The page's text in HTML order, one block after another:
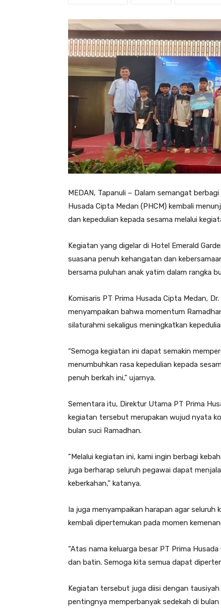
MEDAN, Tapanuli – Dalam semangat
Husada Cipta Medan (PHCM) kembali
dan kepedulian kepada sesama melalui
Kegiatan yang digelar di Hotel Emerald
suasana penuh kehangatan dan
bersama puluhan anak yatim dalam rangka
Komisaris PT Prima Husada Cipta Medan,
menyampaikan bahwa momentum
silaturahmi sekaligus meningkatkan
“Semoga kegiatan ini dapat semakin
menumbuhkan rasa kepedulian kepada
penuh berkah ini,” ujarnya.
Sementara itu, Direktur Utama PT Prima
kegiatan tersebut merupakan wujud nyata
bulan suci Ramadhan.
“Melalui kegiatan ini, kami ingin berbagi
juga berharap seluruh pegawai dapat
keberkahan,” katanya.
Ia juga menyampaikan harapan agar
kembali dipertemukan pada momen
“Atas nama keluarga besar PT Prima
dan batin. Semoga kita semua dapat
Kegiatan tersebut juga diisi dengan
pentingnya memperbanyak sedekah di bulan